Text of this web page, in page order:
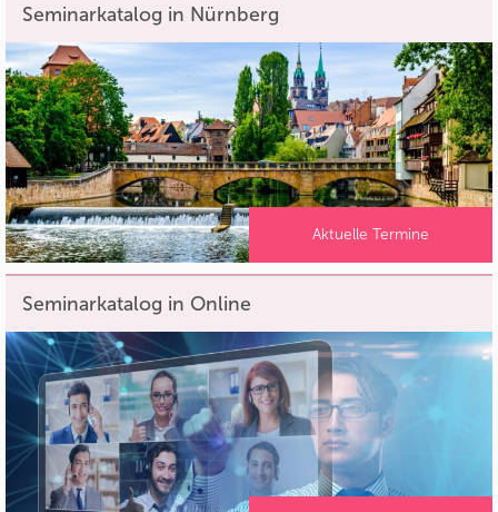
Seminarkatalog in Nürnberg
Aktuelle Termine
Seminarkatalog in Online